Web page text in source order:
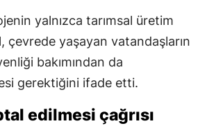
yalnızca tarımsal üretim
çevrede yaşayan vatandaşların
bakımından da
gerektiğini ifade etti.
edilmesi çağrısı